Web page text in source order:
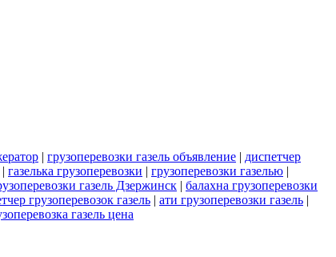
| грузоперевозки газель объявление | диспетчер
| газелька грузоперевозки | грузоперевозки газелью |
газель Дзержинск | балахна грузоперевозки
грузоперевозок газель | ати грузоперевозки газель |
газель цена